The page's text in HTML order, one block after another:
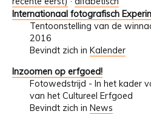
Internationaal fotografisch
Tentoonstelling van de
2016
Bevindt zich in Kalender
Inzoomen op erfgoed!
Fotowedstrijd - In het kader
van het Cultureel Erfgoed
Bevindt zich in News